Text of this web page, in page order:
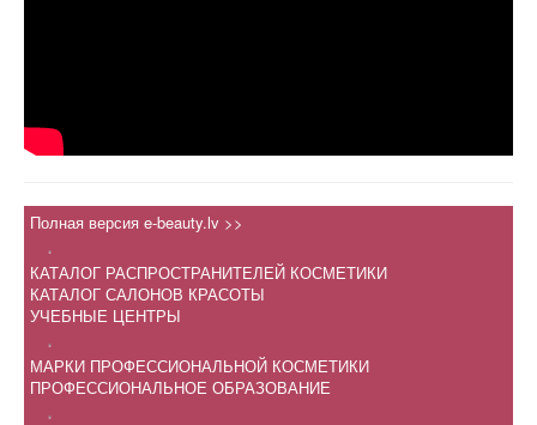
Полная версия e-beauty.lv >>
.
КАТАЛОГ РАСПРОСТРАНИТЕЛЕЙ КОСМЕТИКИ
КАТАЛОГ САЛОНОВ КРАСОТЫ
УЧЕБНЫЕ ЦЕНТРЫ
.
МАРКИ ПРОФЕССИОНАЛЬНОЙ КОСМЕТИКИ
ПРОФЕССИОНАЛЬНОЕ ОБРАЗОВАНИЕ
.